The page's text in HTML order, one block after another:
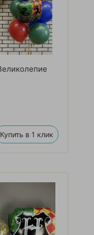
Купить в 1 клик